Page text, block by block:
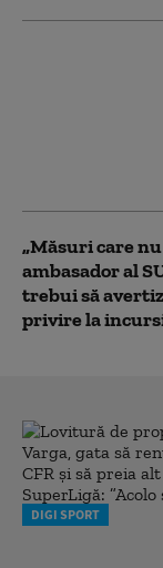
„Măsuri care nu
ambasador al
trebui să
privire la
DIGI SPORT